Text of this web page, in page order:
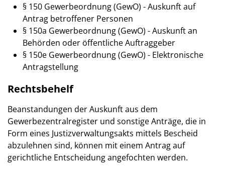
§ 150 Gewerbeordnung (GewO) - Auskunft auf
Antrag betroffener Personen
§ 150a Gewerbeordnung (GewO) - Auskunft an
Behörden oder öffentliche Auftraggeber
§ 150e Gewerbeordnung (GewO) - Elektronische
Antragstellung
Rechtsbehelf
Beanstandungen der Auskunft aus dem
Gewerbezentralregister und sonstige Anträge, die in
Form eines Justizverwaltungsakts mittels Bescheid
abzulehnen sind, können mit einem Antrag auf
gerichtliche Entscheidung angefochten werden.